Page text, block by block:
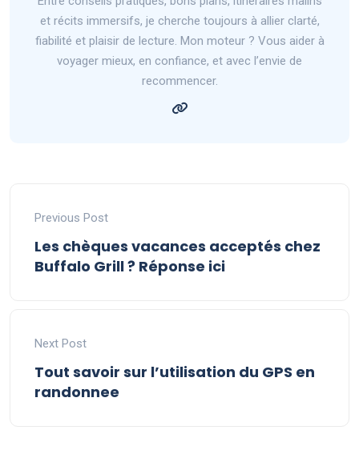
et récits immersifs, je cherche toujours à allier clarté,
fiabilité et plaisir de lecture. Mon moteur ? Vous aider à
voyager mieux, en confiance, et avec l’envie de
recommencer.
Previous Post
Les chèques vacances acceptés chez
Buffalo Grill ? Réponse ici
Next Post
Tout savoir sur l’utilisation du GPS en
randonnee